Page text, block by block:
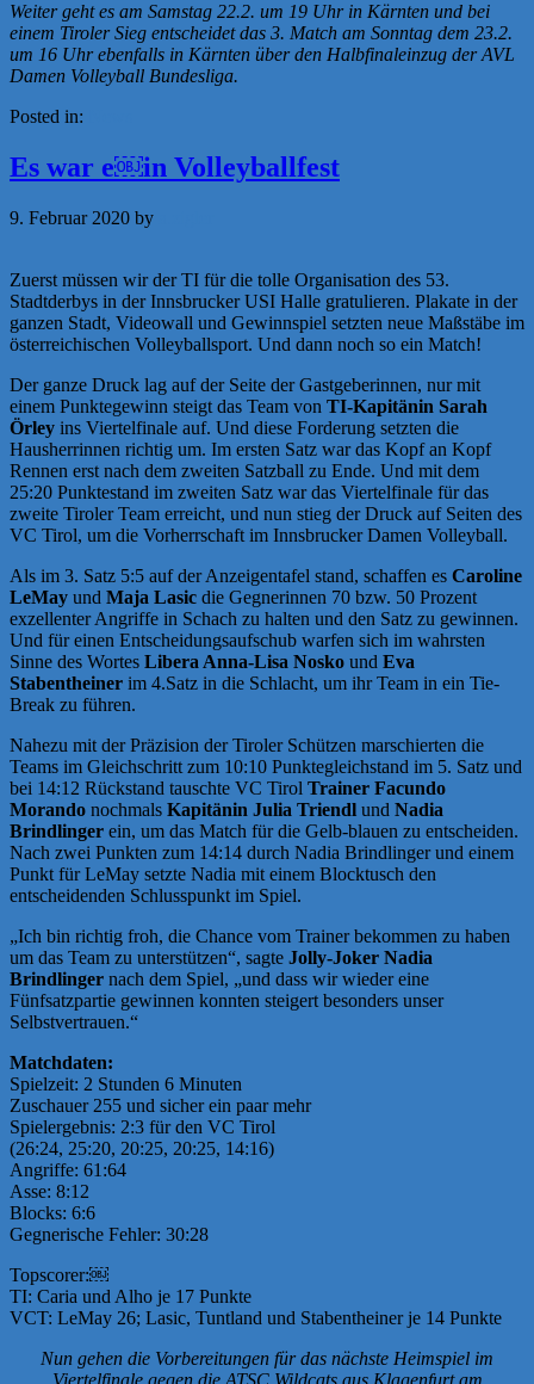
Weiter geht es am Samstag 22.2. um 19 Uhr in Kärnten und bei
einem Tiroler Sieg entscheidet das 3. Match am Sonntag dem 23.2.
um 16 Uhr ebenfalls in Kärnten über den Halbfinaleinzug der AVL
Damen Volleyball Bundesliga.
Posted in:
Es war e￼in Volleyballfest
9. Februar 2020 by
Zuerst müssen wir der TI für die tolle Organisation des 53.
Stadtderbys in der Innsbrucker USI Halle gratulieren. Plakate in der
ganzen Stadt, Videowall und Gewinnspiel setzten neue Maßstäbe im
österreichischen Volleyballsport. Und dann noch so ein Match!
Der ganze Druck lag auf der Seite der Gastgeberinnen, nur mit
einem Punktegewinn steigt das Team von TI-Kapitänin Sarah
Örley ins Viertelfinale auf. Und diese Forderung setzten die
Hausherrinnen richtig um. Im ersten Satz war das Kopf an Kopf
Rennen erst nach dem zweiten Satzball zu Ende. Und mit dem
25:20 Punktestand im zweiten Satz war das Viertelfinale für das
zweite Tiroler Team erreicht, und nun stieg der Druck auf Seiten des
VC Tirol, um die Vorherrschaft im Innsbrucker Damen Volleyball.
Als im 3. Satz 5:5 auf der Anzeigentafel stand, schaffen es Caroline
LeMay und Maja Lasic die Gegnerinnen 70 bzw. 50 Prozent
exzellenter Angriffe in Schach zu halten und den Satz zu gewinnen.
Und für einen Entscheidungsaufschub warfen sich im wahrsten
Sinne des Wortes Libera Anna-Lisa Nosko und Eva
Stabentheiner im 4.Satz in die Schlacht, um ihr Team in ein Tie-
Break zu führen.
Nahezu mit der Präzision der Tiroler Schützen marschierten die
Teams im Gleichschritt zum 10:10 Punktegleichstand im 5. Satz und
bei 14:12 Rückstand tauschte VC Tirol Trainer Facundo
Morando nochmals Kapitänin Julia Triendl und Nadia
Brindlinger ein, um das Match für die Gelb-blauen zu entscheiden.
Nach zwei Punkten zum 14:14 durch Nadia Brindlinger und einem
Punkt für LeMay setzte Nadia mit einem Blocktusch den
entscheidenden Schlusspunkt im Spiel.
„Ich bin richtig froh, die Chance vom Trainer bekommen zu haben
um das Team zu unterstützen“, sagte Jolly-Joker Nadia
Brindlinger nach dem Spiel, „und dass wir wieder eine
Fünfsatzpartie gewinnen konnten steigert besonders unser
Selbstvertrauen.“
Matchdaten:
Spielzeit: 2 Stunden 6 Minuten
Zuschauer 255 und sicher ein paar mehr
Spielergebnis: 2:3 für den VC Tirol
(26:24, 25:20, 20:25, 20:25, 14:16)
Angriffe: 61:64
Asse: 8:12
Blocks: 6:6
Gegnerische Fehler: 30:28
Topscorer:￼
TI: Caria und Alho je 17 Punkte
VCT: LeMay 26; Lasic, Tuntland und Stabentheiner je 14 Punkte
Nun gehen die Vorbereitungen für das nächste Heimspiel im
Viertelfinale gegen die ATSC Wildcats aus Klagenfurt am